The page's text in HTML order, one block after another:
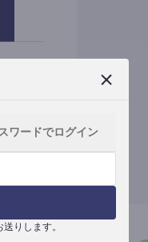
ワードでログイン
りします。
で
り上げをプラスできま